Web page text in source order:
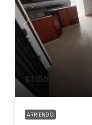
$1.150.000
ARRIENDO